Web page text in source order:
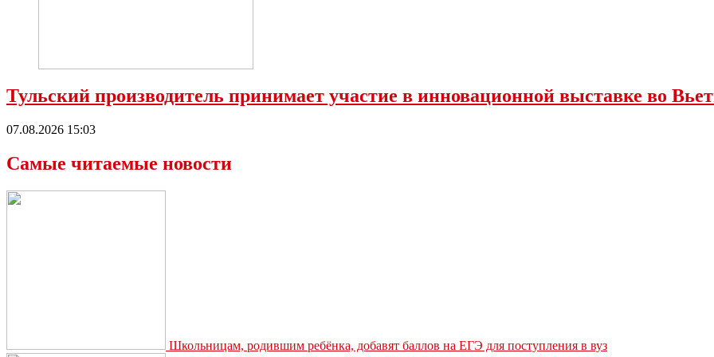
Тульский производитель принимает участие в инновационной выставке во
07.08.2026 15:03
Самые читаемые новости
Школьницам, родившим ребёнка, добавят баллов на ЕГЭ для поступления в вуз